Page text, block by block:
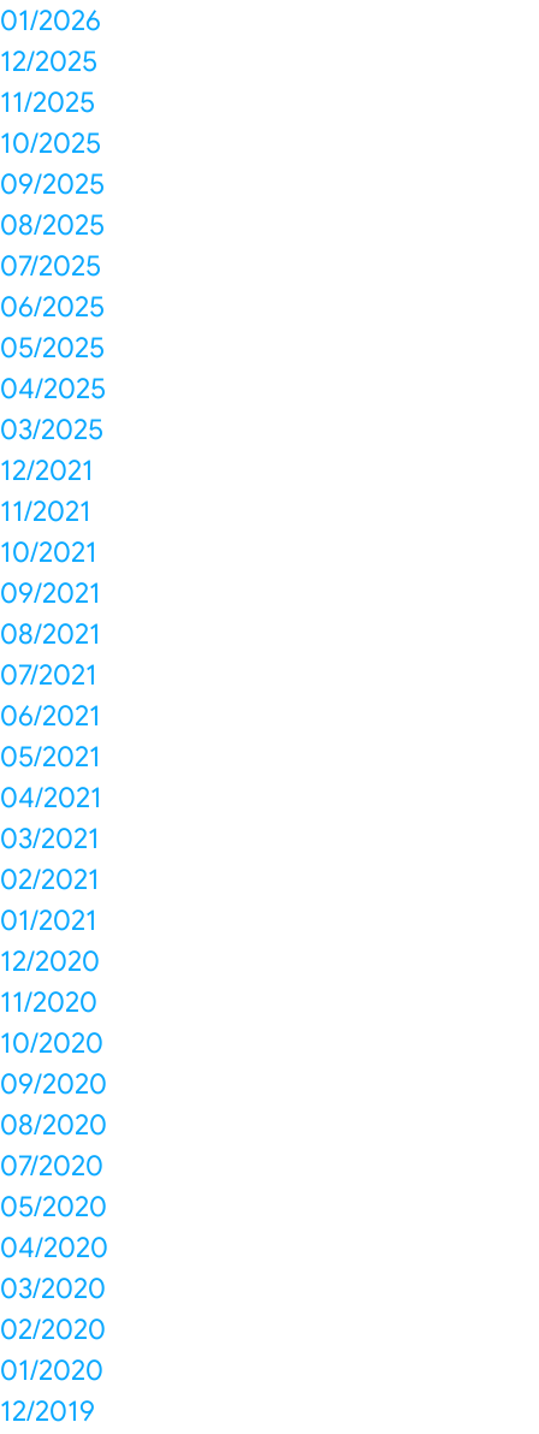
01/2026
12/2025
11/2025
10/2025
09/2025
08/2025
07/2025
06/2025
05/2025
04/2025
03/2025
12/2021
11/2021
10/2021
09/2021
08/2021
07/2021
06/2021
05/2021
04/2021
03/2021
02/2021
01/2021
12/2020
11/2020
10/2020
09/2020
08/2020
07/2020
05/2020
04/2020
03/2020
02/2020
01/2020
12/2019